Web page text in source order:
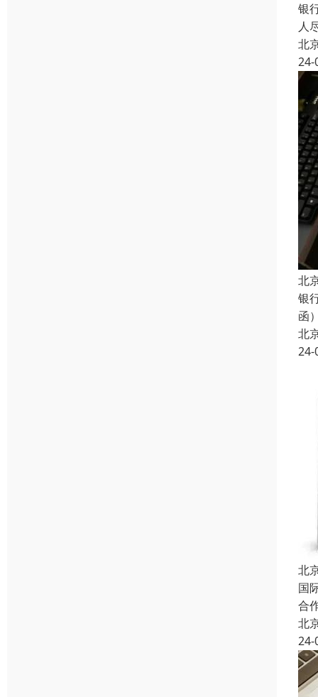
银
人
北
24-
北
银
函
北
24-
北
国
合
北
24-